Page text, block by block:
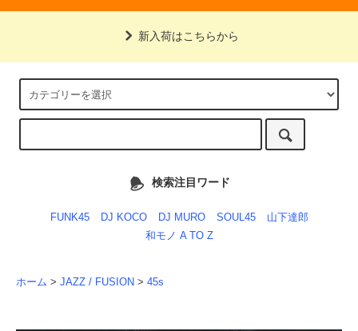
新入荷はこちらから
検索注目ワード
FUNK45 DJ KOCO DJ MURO SOUL45
山下達郎
和モノ A TO Z
ホーム > JAZZ / FUSION > 45s